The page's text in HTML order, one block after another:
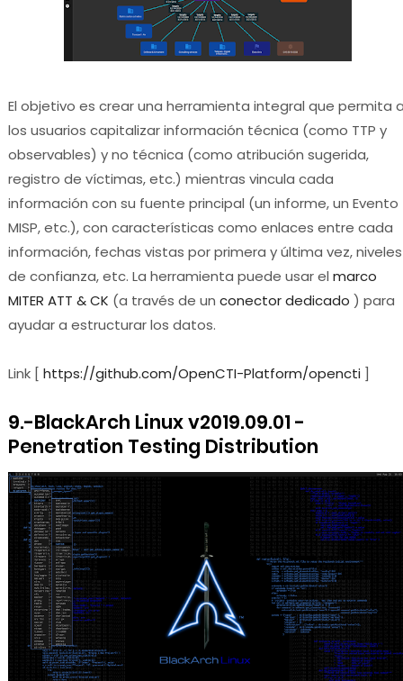
El objetivo es crear una herramienta integral que permita
los usuarios capitalizar información técnica (como TTP y
observables) y no técnica (como atribución sugerida,
registro de víctimas, etc.) mientras vincula cada
información con su fuente principal (un informe, un Evento
MISP, etc.), con características como enlaces entre cada
información, fechas vistas por primera y última vez, niveles
de confianza, etc. La herramienta puede usar el marco
MITER ATT & CK (a través de un conector dedicado ) para
ayudar a estructurar los datos.
Link [ https://github.com/OpenCTI-Platform/opencti]
9.-BlackArch Linux v2019.09.01 -
Penetration Testing Distribution